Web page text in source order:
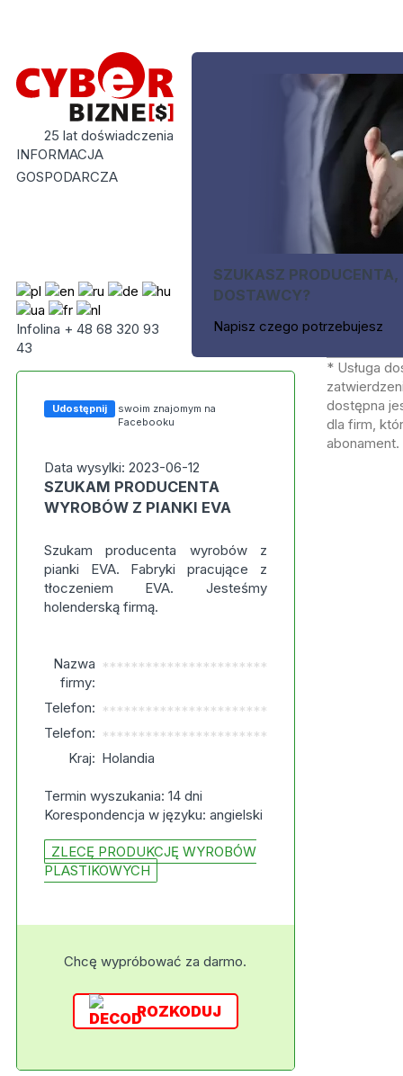
25 lat doświadczenia
INFORMACJA
GOSPODARCZA
Infolina + 48 68 320 93
43
SZUKASZ PRODUCENTA,
DOSTAWCY?
Napisz czego potrzebujesz
Udostępnij
swoim znajomym na
Facebooku
Data wysylki: 2023-06-12
SZUKAM PRODUCENTA
WYROBÓW Z PIANKI EVA
Szukam producenta wyrobów z
pianki EVA. Fabryki pracujące z
tłoczeniem EVA. Jesteśmy
holenderską firmą.
Nazwa
firmy:
***********************
Telefon: ***********************
Telefon: ***********************
Kraj: Holandia
Termin wyszukania: 14 dni
Korespondencja w języku: angielski
ZLECĘ PRODUKCJĘ WYROBÓW
PLASTIKOWYCH
Chcę wypróbować za darmo.
ROZKODUJ
* Usługa
dostępna
dla firm,
abonament.